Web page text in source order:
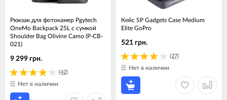
Рюкзак для фотокамер Pgytech
OneMo Backpack 25L с сумкой
Shoulder Bag Olivine Camo (P-CB-
021)
(42)
9 299 грн.
Нет в наличии
Кейс SP Gadgets Case Medium
Elite GoPro
(27)
521 грн.
Нет в наличии